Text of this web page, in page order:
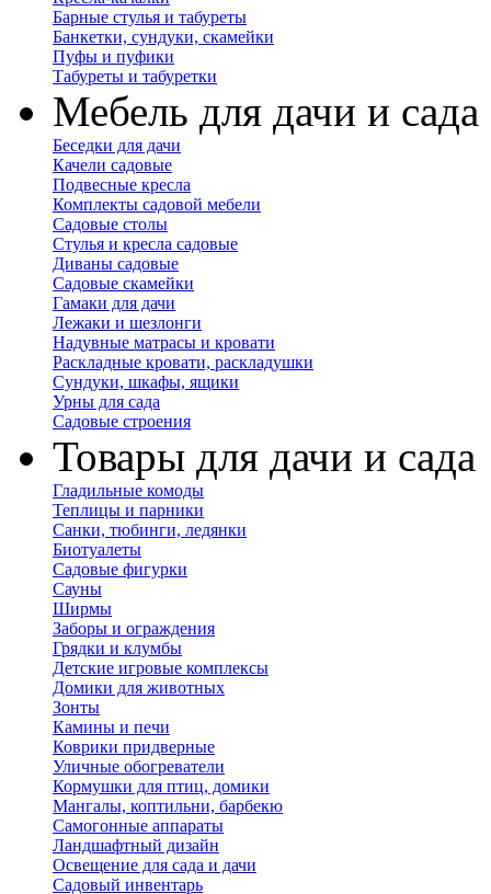
Барные стулья и табуреты
Банкетки, сундуки, скамейки
Пуфы и пуфики
Табуреты и табуретки
Мебель для дачи и сада
Беседки для дачи
Качели садовые
Подвесные кресла
Комплекты садовой мебели
Садовые столы
Стулья и кресла садовые
Диваны садовые
Садовые скамейки
Гамаки для дачи
Лежаки и шезлонги
Надувные матрасы и кровати
Раскладные кровати, раскладушки
Сундуки, шкафы, ящики
Урны для сада
Садовые строения
Товары для дачи и сада
Гладильные комоды
Теплицы и парники
Санки, тюбинги, ледянки
Биотуалеты
Садовые фигурки
Сауны
Ширмы
Заборы и ограждения
Грядки и клумбы
Детские игровые комплексы
Домики для животных
Зонты
Камины и печи
Коврики придверные
Уличные обогреватели
Кормушки для птиц, домики
Мангалы, коптильни, барбекю
Самогонные аппараты
Ландшафтный дизайн
Освещение для сада и дачи
Садовый инвентарь